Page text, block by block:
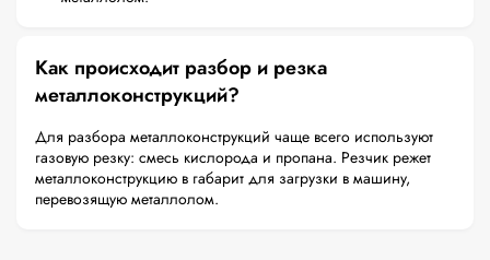
Как происходит разбор и резка
металлоконструкций?
Для разбора металлоконструкций чаще всего используют
газовую резку: смесь кислорода и пропана. Резчик режет
металлоконструкцию в габарит для загрузки в машину,
перевозящую металлолом.